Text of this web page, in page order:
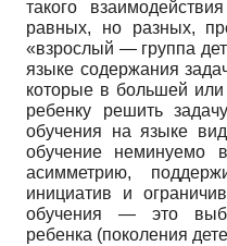
такого
равных, но разных,
«взрослый — группа
языке содержания
которые в большей
ребенку решить
обучения на языке
обучение неминуемо
асимметрию,
инициатив и
обучения — это
ребенка (поколения